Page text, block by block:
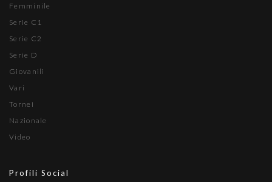
Femminile
Serie C1
Serie C2
Serie D
Giovanili
Vari
Tornei
Nazionale
Video
Profili Social